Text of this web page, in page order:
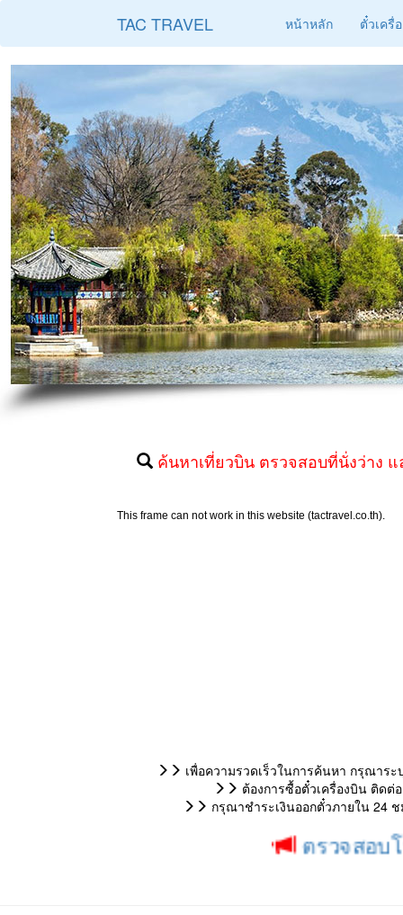
TAC TRAVEL หน้าหลัก ตั๋วเครื่
ค้นหาเที่ยวบิน ตรวจสอบที่นั่งว่าง
เพื่อความรวดเร็วในการค้นหา กรุณาร
ต้องการซื้อตั๋วเครื่องบิน ติดต่
กรุณาชำระเงินออกตั๋วภายใน 24
ตรวจสอบโปรโ